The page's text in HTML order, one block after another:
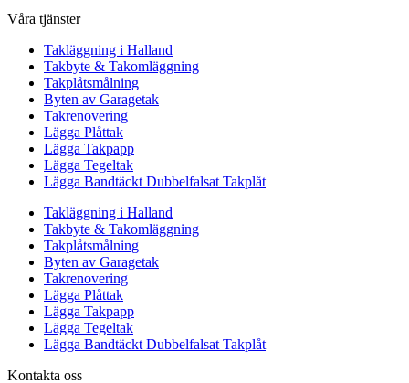
Våra tjänster
Takläggning i Halland
Takbyte & Takomläggning
Takplåtsmålning
Byten av Garagetak
Takrenovering
Lägga Plåttak
Lägga Takpapp
Lägga Tegeltak
Lägga Bandtäckt Dubbelfalsat Takplåt
Takläggning i Halland
Takbyte & Takomläggning
Takplåtsmålning
Byten av Garagetak
Takrenovering
Lägga Plåttak
Lägga Takpapp
Lägga Tegeltak
Lägga Bandtäckt Dubbelfalsat Takplåt
Kontakta oss